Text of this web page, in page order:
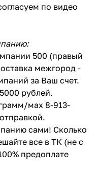
по видео
500 (правый
межгород -
за Ваш счет.
рублей.
мах 8-913-
сами! Сколько
все в ТК (не с
предоплате